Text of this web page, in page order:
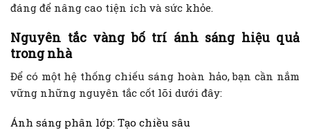
đáng để nâng cao tiện ích và sức khỏe.
Nguyên tắc vàng bố trí ánh sáng hiệu quả
trong nhà
Để có một hệ thống chiếu sáng hoàn hảo, bạn cần nắm
vững những nguyên tắc cốt lõi dưới đây:
Ánh sáng phân lớp: Tạo chiều sâu